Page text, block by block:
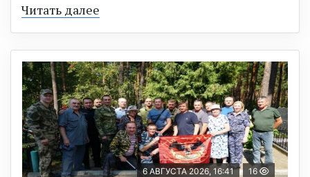
Читать далее
6 АВГУСТА 2026, 16:41 16